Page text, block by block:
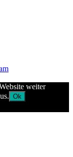
weiter
Ok